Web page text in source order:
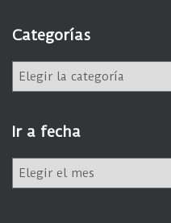
Categorías
e
g
o
í
Ir a fecha